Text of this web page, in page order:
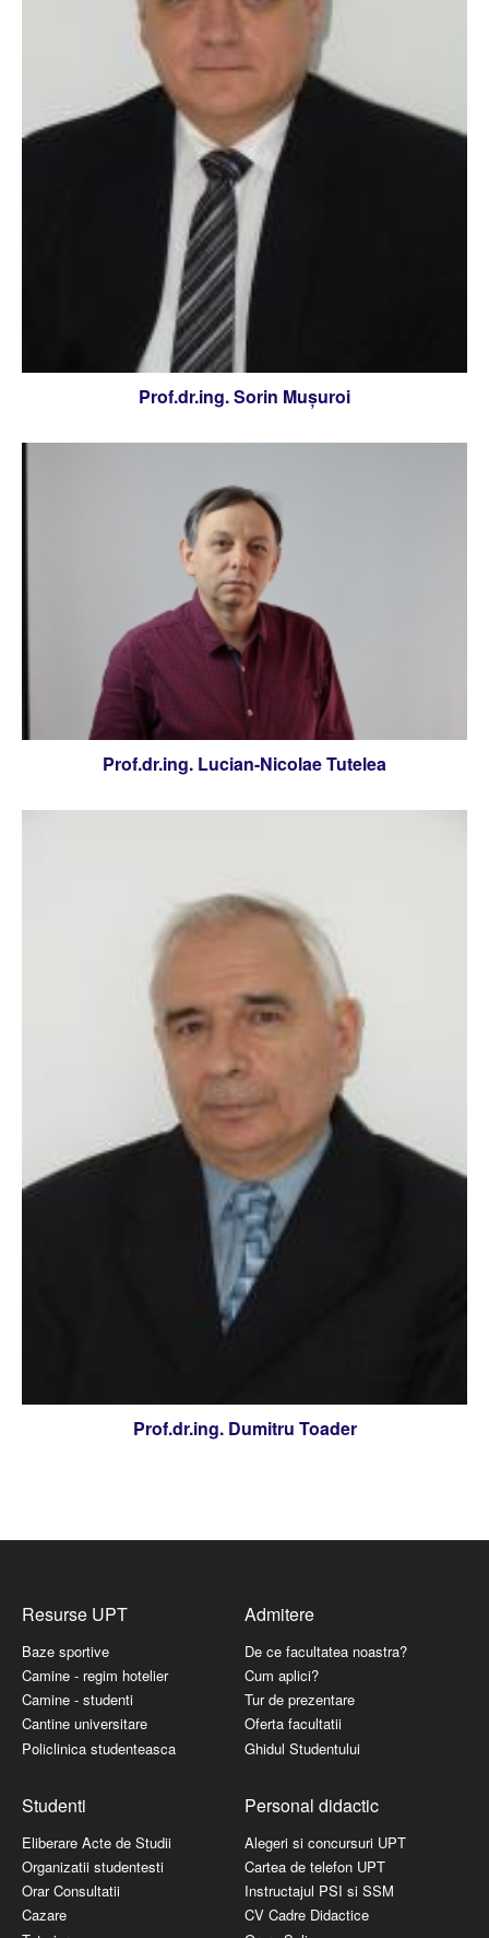
Prof.dr.ing. Sorin Muşuroi
Prof.dr.ing. Lucian-Nicolae Tutelea
Prof.dr.ing. Dumitru Toader
Resurse UPT
Baze sportive
Camine - regim hotelier
Camine - studenti
Cantine universitare
Policlinica studenteasca
Admitere
De ce facultatea noastra?
Cum aplici?
Tur de prezentare
Oferta facultatii
Ghidul Studentului
Studenti
Eliberare Acte de Studii
Organizatii studentesti
Orar Consultatii
Cazare
Personal didactic
Alegeri si concursuri UPT
Cartea de telefon UPT
Instructajul PSI si SSM
CV Cadre Didactice